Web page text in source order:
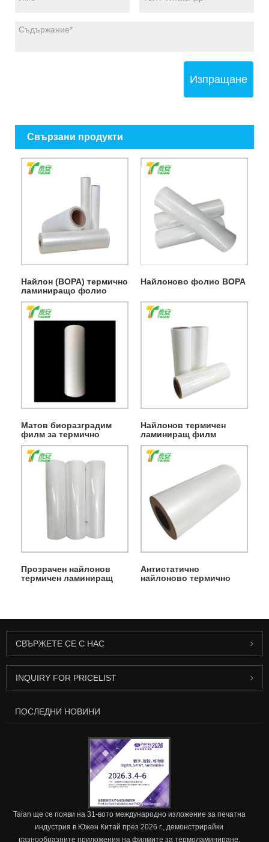
Изпращане
Свързани продукти
Найлон (BOPA) термично
ламиниращо фолио
Найлоново фолио BOPA
Матов биоразградим
филм за термично
ламиниране
Найлонов термичен
ламиниращ филм
Прозрачен найлонов
термичен ламиниращ
Антистатично
найлоново термично
СВЪРЖЕТЕ СЕ С НАС
INQUIRY FOR PRICELIST
ПОСЛЕДНИ НОВИНИ
Taian ще се появи на 31-вото международно изложение за печатна
индустрия в Южен Китай през 2026 г., демонстрирайки
разнообразните приложения на филмите за термоламиниране.